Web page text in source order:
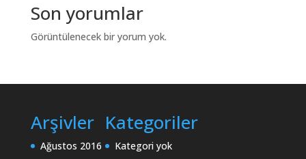
Son yorumlar
Görüntülenecek bir yorum yok.
Arşivler
Ağustos 2016
Kategoriler
Kategori yok